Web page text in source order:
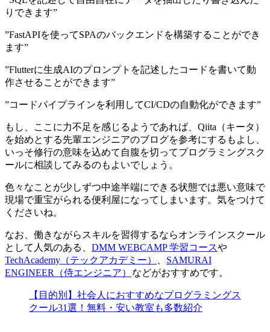
りできます”
”FastAPIを使ってSPAのバックエンドを構築することができ
ます”
”Flutterに生成AIのプロンプトを記述したコードを書いて動
作させることができます”
”コードパイプラインを利用してCI/CDの自動化ができます”
もし、ここに力不足を感じるようであれば、Qiita（キータ）
を始めとする先輩エンジニアのブログを参考にするもよし、
いっそ修行の意味を込めて自腹を切ってプログラミングスク
ールに相談してみるのもよいでしょう。
色々なことが少しずつ中途半端にできる状態では悪い意味で
現場で重宝がられる便利屋になってしまいます。気をつけて
くださいね。
なお、働きながらスキルを習得するならオンラインスクール
として人気のある、 DMM WEBCAMP 学習コースや
TechAcademy（テックアカデミー）
SAMURAI
ENGINEER（侍エンジニア）
などがおすすめです。
【目的別】社会人におすすめなプログラミングス
クール31選！無料・安い教室も多数紹介